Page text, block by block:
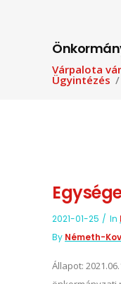
Várpalota
Ügyintézés /
2021-01-25 In
By Németh-
Állapot: